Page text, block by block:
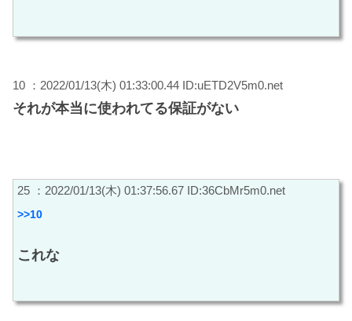
10 ：2022/01/13(木) 01:33:00.44 ID:uETD2V5m0.net
それが本当に使われてる保証がない
25 ：2022/01/13(木) 01:37:56.67 ID:36CbMr5m0.net
>>10
これな